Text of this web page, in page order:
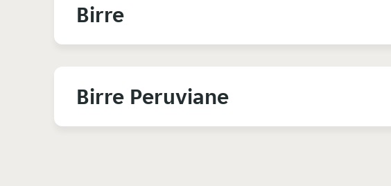
Birre
Birre Peruviane